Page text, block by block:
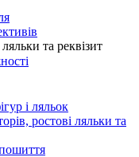
та реквізит
і ляльок
ростові ляльки та